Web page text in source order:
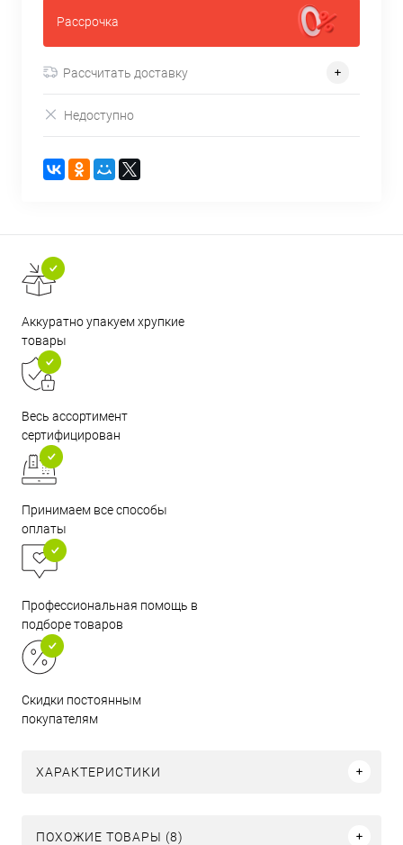
Рассрочка
Рассчитать доставку
Недоступно
Аккуратно упакуем хрупкие
товары
Весь ассортимент
сертифицирован
Принимаем все способы
оплаты
Профессиональная помощь в
подборе товаров
Скидки постоянным
покупателям
ХАРАКТЕРИСТИКИ
ПОХОЖИЕ ТОВАРЫ (8)